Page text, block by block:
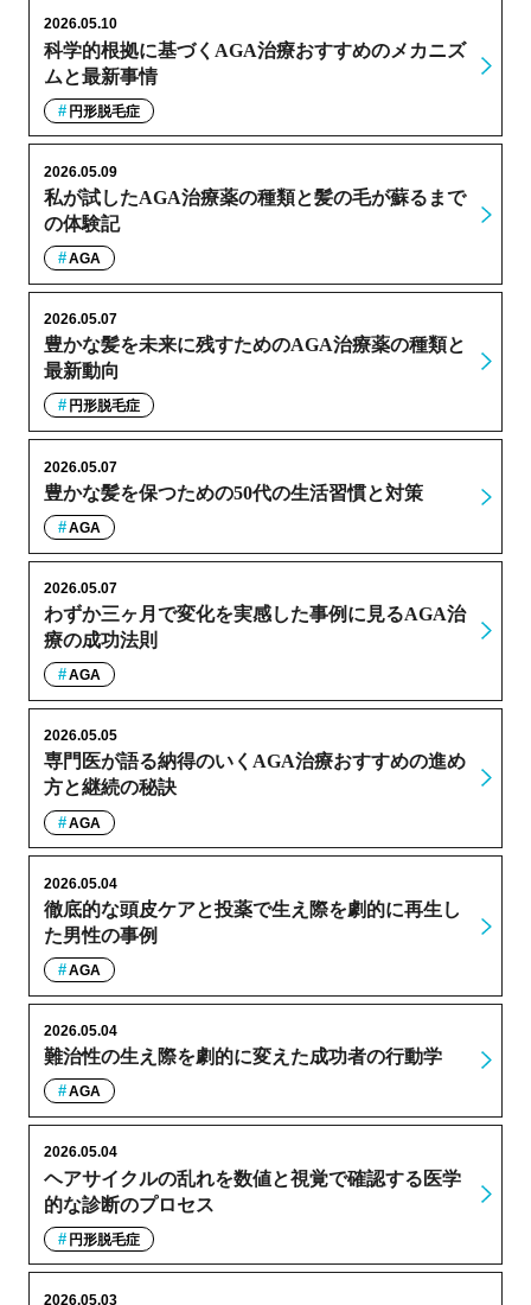
科学的根拠に基づくAGA治療おすすめのメカニズ
ムと最新事情
2026.05.10
円形脱毛症
私が試したAGA治療薬の種類と髪の毛が蘇るまで
の体験記
2026.05.09
AGA
豊かな髪を未来に残すためのAGA治療薬の種類と
最新動向
2026.05.07
円形脱毛症
豊かな髪を保つための50代の生活習慣と対策
2026.05.07
AGA
わずか三ヶ月で変化を実感した事例に見るAGA治
療の成功法則
2026.05.07
AGA
専門医が語る納得のいくAGA治療おすすめの進め
方と継続の秘訣
2026.05.05
AGA
徹底的な頭皮ケアと投薬で生え際を劇的に再生し
た男性の事例
2026.05.04
AGA
難治性の生え際を劇的に変えた成功者の行動学
2026.05.04
AGA
ヘアサイクルの乱れを数値と視覚で確認する医学
的な診断のプロセス
2026.05.04
円形脱毛症
2026.05.03